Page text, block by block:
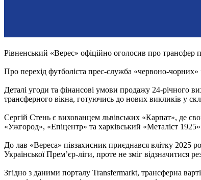
Рівненський «Верес» офіційно оголосив про трансфер
Про перехід футболіста прес-служба «червоно-
Деталі угоди та фінансові умови продажу 24-річного
трансферного вікна, готуючись до нових викликів у
Сергій Стень є вихованцем львівських «Карпат», де
«Ужгород», «Епіцентр» та харківський «Металіст
До лав «Вереса» півзахисник приєднався влітку 2025
Української Прем’єр-ліги, проте не зміг відзначитися
Згідно з даними порталу Transfermarkt, трансферна